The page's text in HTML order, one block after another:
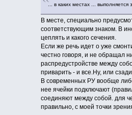
... в каких местах ...
В месте, специально
соответствующим знаком. В
цеплять и какого сечения.
Если же речь идет о уже
честно говоря, и не обращал
распредустройстве между
приварить - и все.Ну, или
В современных РУ вообще
нее ячейки подключают
соединяют между собой. для
правильно, с моей точки